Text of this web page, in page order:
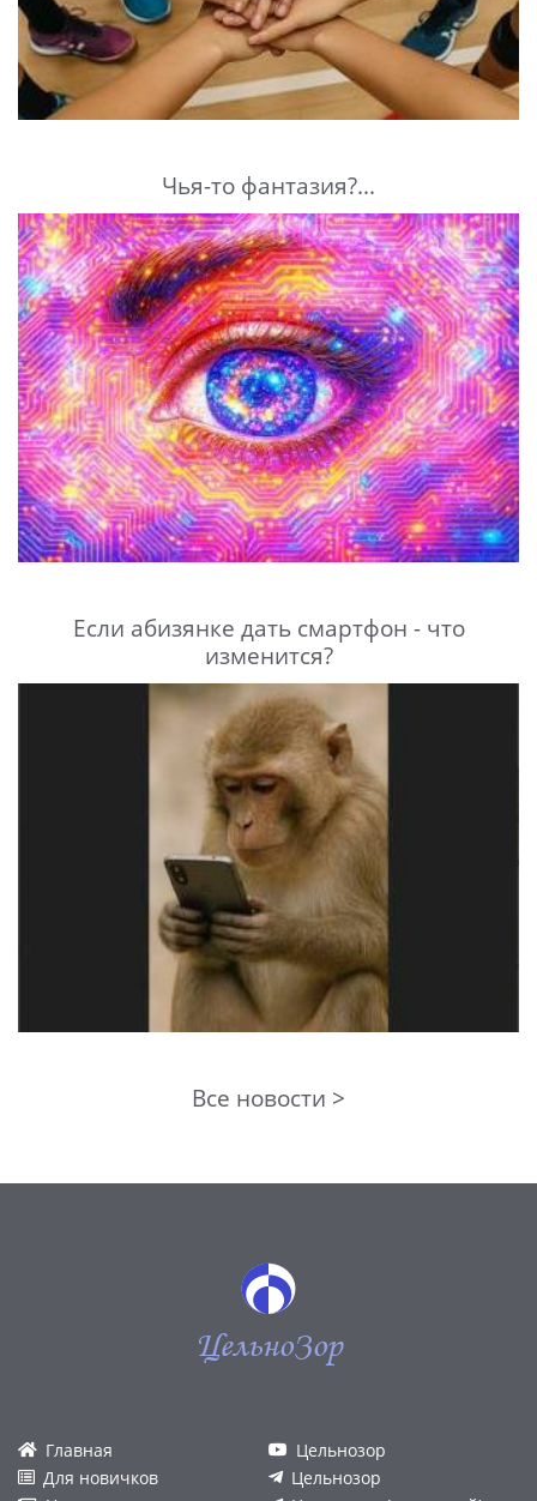
Чья-то фантазия?...
Если абизянке дать смартфон - что
изменится?
Все новости >
ЦельноЗор
Главная
Для новичков
Цельнозор
Цельнозор